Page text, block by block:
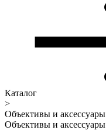
Каталог
>
Объективы и аксессуары
Объективы и аксессуары